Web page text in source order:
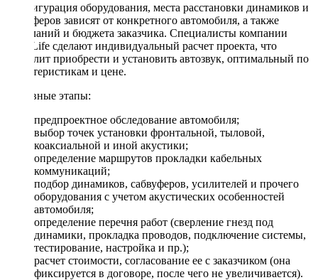
Конфигурация оборудования, места расстановки динамиков и
сабвуферов зависят от конкретного автомобиля, а также
пожеланий и бюджета заказчика. Специалисты компании
DriveLife сделают индивидуальный расчет проекта, что
позволит приобрести и установить автозвук, оптимальный по
характеристикам и цене.
Основные этапы:
предпроектное обследование автомобиля;
выбор точек установки фронтальной, тыловой,
коаксиальной и иной акустики;
определение маршрутов прокладки кабельных
коммуникаций;
подбор динамиков, сабвуферов, усилителей и прочего
оборудования с учетом акустических особенностей
автомобиля;
определение перечня работ (сверление гнезд под
динамики, прокладка проводов, подключение системы,
тестирование, настройка и пр.);
расчет стоимости, согласование ее с заказчиком (она
фиксируется в договоре, после чего не увеличивается).